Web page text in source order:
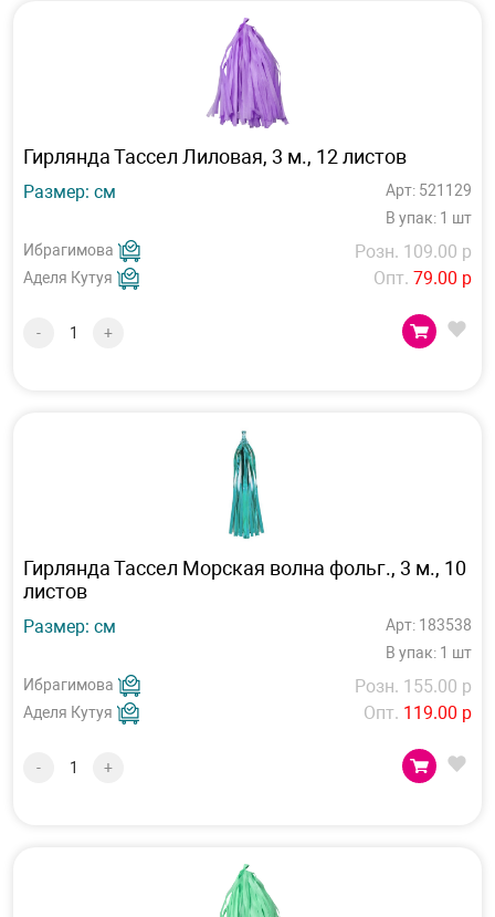
Гирлянда Тассел Лиловая, 3 м., 12 листов
Размер: см
Арт: 521129
В упак: 1 шт
Ибрагимова
Аделя Кутуя
Розн. 109.00 р
Опт. 79.00 р
- +
Гирлянда Тассел Морская волна фольг., 3 м., 10
листов
Размер: см
Арт: 183538
В упак: 1 шт
Ибрагимова
Аделя Кутуя
Розн. 155.00 р
Опт. 119.00 р
- +